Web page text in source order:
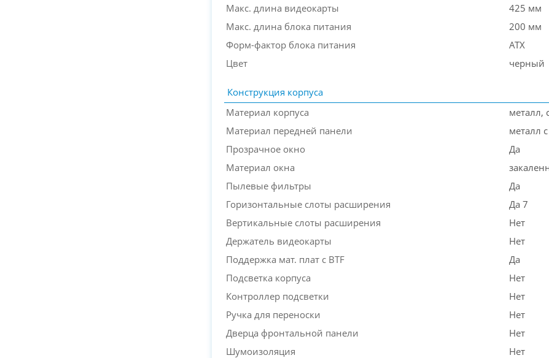
Макс. длина видеокарты
425 мм
Макс. длина блока питания
200 мм
Форм-фактор блока питания
ATX
Цвет
черный
Конструкция корпуса
Материал корпуса
металл,
Материал передней панели
металл
Прозрачное окно
Да
Материал окна
Пылевые фильтры
Да
Горизонтальные слоты расширения
Да 7
Вертикальные слоты расширения
Нет
Держатель видеокарты
Нет
Поддержка мат. плат с BTF
Да
Подсветка корпуса
Нет
Контроллер подсветки
Нет
Ручка для переноски
Нет
Дверца фронтальной панели
Нет
Шумоизоляция
Нет